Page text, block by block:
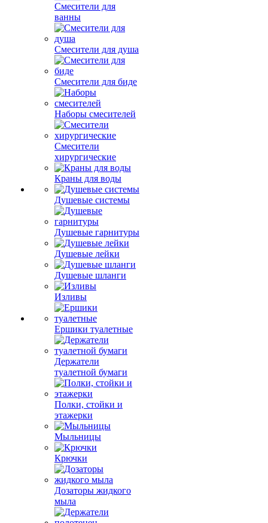
Смесители для
ванны
Смесители для душа
Смесители для биде
Наборы смесителей
Смесители
хирургические
Краны для воды
Душевые системы
Душевые гарнитуры
Душевые лейки
Душевые шланги
Изливы
Ершики туалетные
Держатели
туалетной бумаги
Полки, стойки и
этажерки
Мыльницы
Крючки
Дозаторы жидкого
мыла